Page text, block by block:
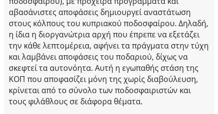
αβασάνιστες αποφάσεις δημιουργεί αναστάτωση
στους κόλπους του κυπριακού ποδοσφαίρου. Δηλαδή,
η ίδια η διοργανώτρια αρχή που έπρεπε να εξετάζει
την κάθε λεπτομέρεια, αφήνει τα πράγματα στην τύχη
και λαμβάνει αποφάσεις του ποδαριού, δίχως να
σκεφτεί τα αυτονόητα. Αυτή η εγωπαθής στάση της
ΚΟΠ που αποφασίζει μόνη της χωρίς διαβούλευση,
κρίνεται από το σύνολο των ποδοσφαιριστών και
τους φιλάθλους σε διάφορα θέματα.